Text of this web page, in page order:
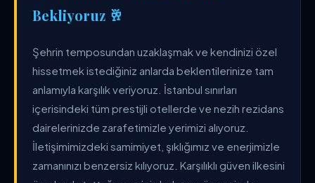
Bekliyoruz 🥂
Şehrin temposundan uzaklaşmak ve kendinizi özel
hissetmek istediğiniz anlarda beklentilerinize tam
anlamıyla karşılık veriyoruz. İstanbul sınırları
içerisindeki tüm prestijli otellerde ve nezih rezidans
dairelerinizde zarafetimizle yerimizi alıyoruz.
İletişimimizdeki samimiyet, şıklığımız ve enerjimizle
zamanınızı benzersiz kılıyoruz. Karşılıklı güven ilkesini